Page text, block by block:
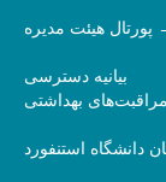
پورتال هیئت مدیره
بیانیه دسترسی
مراقبت‌های بهداشتی
دانشگاه استنفورد